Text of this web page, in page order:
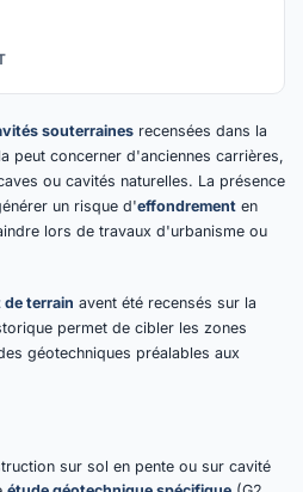
souterraines recensées dans la
peut concerner d'anciennes carrières,
ou cavités naturelles. La présence
un risque d'effondrement en
lors de travaux d'urbanisme ou
de terrain avent été recensés sur la
permet de cibler les zones
géotechniques préalables aux
sur sol en pente ou sur cavité